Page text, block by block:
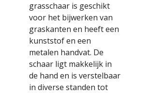
grasschaar is geschikt
voor het bijwerken van
graskanten en heeft een
kunststof en een
metalen handvat. De
schaar ligt makkelijk in
de hand en is verstelbaar
in diverse standen tot